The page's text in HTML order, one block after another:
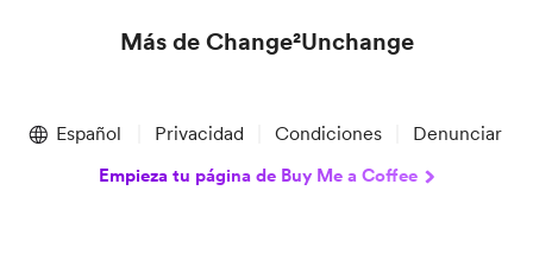
Más de Change²Unchange
of
Español Privacidad Condiciones Denunciar
Empieza tu página de Buy Me a Coffee